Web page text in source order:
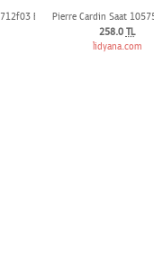
Bayan Kol Saati
Pierre Cardin Saat
258.0 TL
lidyana.com